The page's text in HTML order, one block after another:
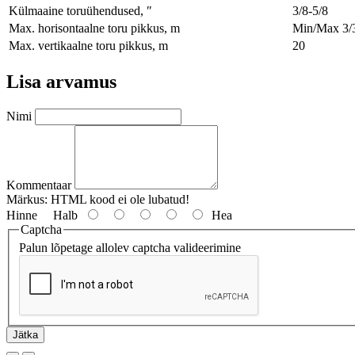
Külmaaine toruühendused, ″
3/8-5/8
Max. horisontaalne toru pikkus, m
Min/Max 3/
Max. vertikaalne toru pikkus, m
20
Lisa arvamus
Nimi
Kommentaar
Märkus: HTML kood ei ole lubatud!
Hinne Halb
Hea
Captcha
Palun lõpetage allolev captcha valideerimine
Jätka